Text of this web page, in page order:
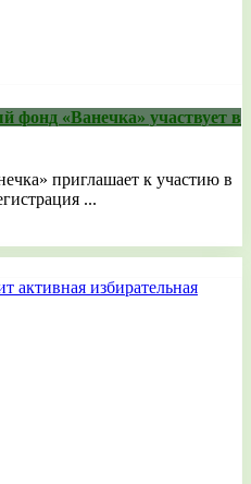
фонд «Ванечка» участвует в
приглашает к участию в
...